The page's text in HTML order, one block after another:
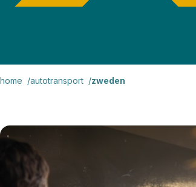
home autotransport zweden